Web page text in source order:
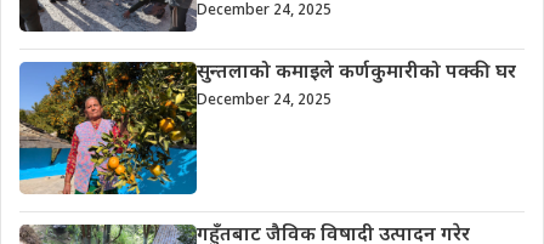
December 24, 2025
सुन्तलाको कमाइले कर्णकुमारीको पक्की घर
December 24, 2025
गहुँतबाट जैविक विषादी उत्पादन गरेर